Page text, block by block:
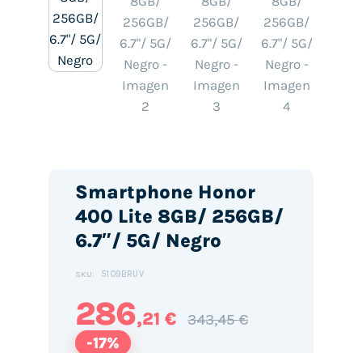
Smartphone Honor
400 Lite 8GB/ 256GB/
6.7″/ 5G/ Negro
SKU: 5109BRUV
286,21 € 343,45 €
-17%